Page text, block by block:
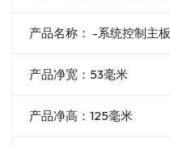
产品名称： -系统控制主板
产品净宽：53毫米
产品净高：125毫米